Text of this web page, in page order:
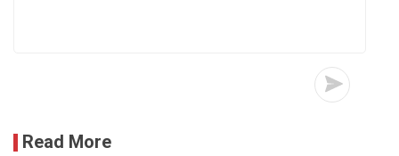
Read More